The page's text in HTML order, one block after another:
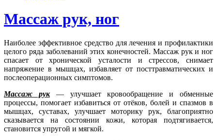
Массаж рук, ног
Наиболее эффективное средство для лечения и профилактики
целого ряда заболеваний этих конечностей. Массаж рук и ног
спасает от хронической усталости и стрессов, снимает
напряжение в мышцах, избавляет от посттравматических и
послеоперационных симптомов.
Массаж рук— улучшает кровообращение и обменные
процессы, помогает избавиться от отёков, болей и спазмов в
мышцах, суставах, улучшает моторику рук, благоприятно
сказывается на состоянии кожи, которая подтягивается,
становится упругой и мягкой.